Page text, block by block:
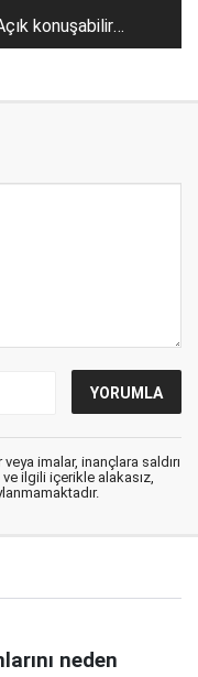
konuşabilir
miyiz?
imalar, inançlara saldırı
ilgili içerikle alakasız,
neden